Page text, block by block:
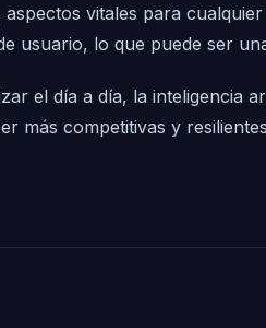
vitales para
usuario, lo que puede ser
el día a día, la inteligencia
más competitivas y